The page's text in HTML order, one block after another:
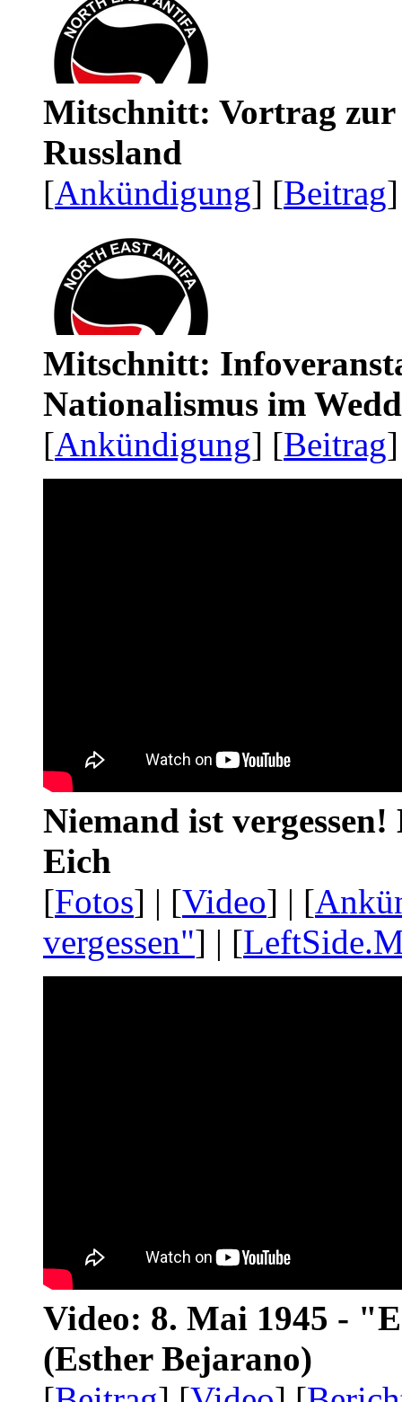
Mitschnitt: Vortrag zur
Russland
[Ankündigung] [Beitrag
Mitschnitt:
Nationalismus im
[Ankündigung] [Beitrag
Niemand ist
Eich
[Fotos] | [Video] | [
vergessen"] | [
Video: 8. Mai 1945 -
(Esther Bejarano)